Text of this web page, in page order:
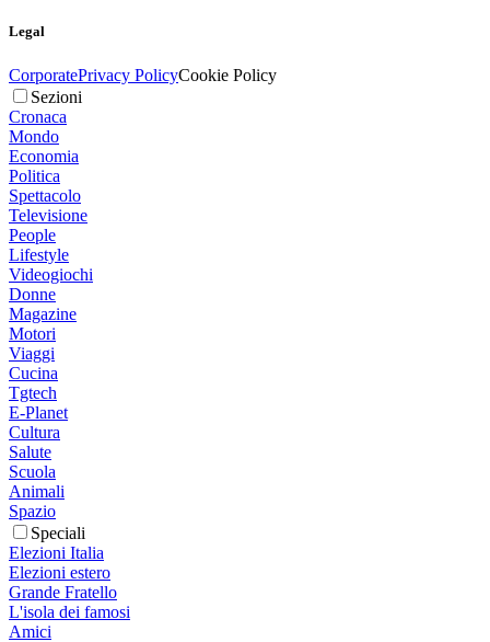
Legal
CorporatePrivacy PolicyCookie Policy
Sezioni
Cronaca
Mondo
Economia
Politica
Spettacolo
Televisione
People
Lifestyle
Videogiochi
Donne
Magazine
Motori
Viaggi
Cucina
Tgtech
E-Planet
Cultura
Salute
Scuola
Animali
Spazio
Speciali
Elezioni Italia
Elezioni estero
Grande Fratello
L'isola dei famosi
Amici